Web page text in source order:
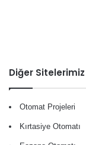
Diğer Sitelerimiz
Otomat Projeleri
Kırtasiye Otomatı